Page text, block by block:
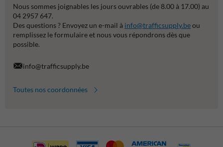
Nous sommes joignables les jours ouvrables (de 8.00 à 17.00) au
04 2957 647.
Des questions ? Envoyez un e-mail à info@trafficsupply.beou
remplissez le formulaire et nous vous répondrons dès que
possible.
info@trafficsupply.be
Toutes nos coordonnées